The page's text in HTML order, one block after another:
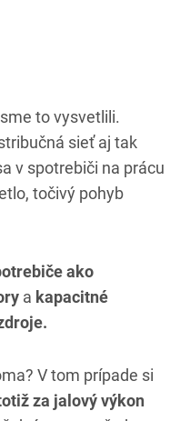
to vysvetlili.
sieť aj tak
v spotrebiči na prácu
točivý pohyb
ako
a kapacitné
V tom prípade si
za jalový výkon